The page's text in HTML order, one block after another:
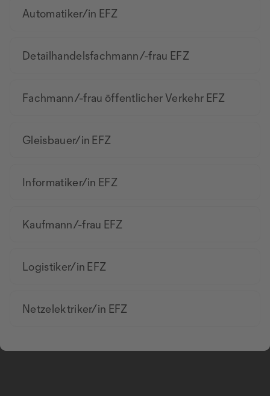
Automatiker/in EFZ
Detailhandelsfachmann/-frau EFZ
Fachmann/-frau öffentlicher Verkehr EFZ
Gleisbauer/in EFZ
Informatiker/in EFZ
Kaufmann/-frau EFZ
Logistiker/in EFZ
Netzelektriker/in EFZ